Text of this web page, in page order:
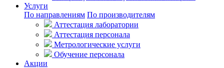
Услуги
По направлениям По производителям
Аттестация лаборатории
Аттестация персонала
Метрологические услуги
Обучение персонала
Акции